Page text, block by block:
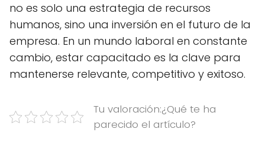
no es solo una estrategia de recursos
humanos, sino una inversión en el futuro de la
empresa. En un mundo laboral en constante
cambio, estar capacitado es la clave para
mantenerse relevante, competitivo y exitoso.
Tu valoración:¿Qué te ha
parecido el artículo?